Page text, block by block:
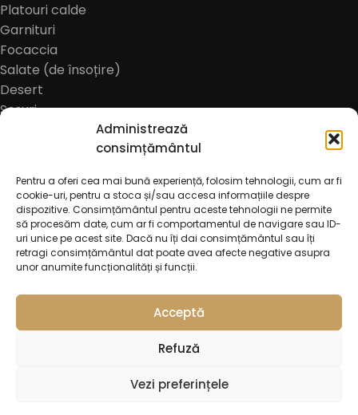
Administrează
consimțământul
Pentru a oferi cea mai bună experiență, folosim tehnologii, cum ar fi
cookie-uri, pentru a stoca și/sau accesa informațiile despre
dispozitive. Consimțământul pentru aceste tehnologii ne permite
să procesăm date, cum ar fi comportamentul de navigare sau ID-
uri unice pe acest site. Dacă nu îți dai consimțământul sau îți
retragi consimțământul dat poate avea afecte negative asupra
unor anumite funcționalități și funcții.
Acceptă
Refuză
Vezi preferințele
Platouri calde
Garnituri
Focaccia
Salate (de însoțire)
Desert
Sosuri
Bauturi alcoolice
Cidru
Bauturi non-alcoolice
Cafea
Oferte